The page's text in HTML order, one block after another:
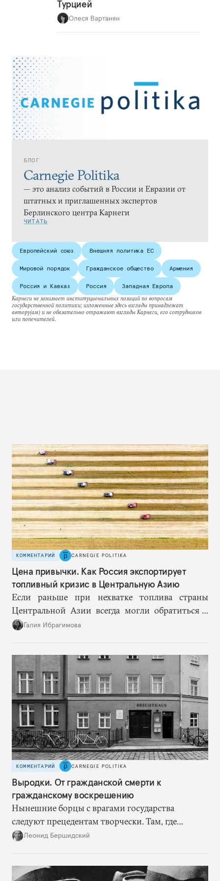
БЛОГ
Carnegie Politika
— это анализ событий в России и Евразии от
штатных и приглашенных экспертов
Берлинского центра Карнеги
ЧИТАТЬ
Турцией
Олеся Вартанян
Европейский союз Внешняя политика ЕС
Мировой порядок Гражданское общество Армения
Россия и Кавказ Россия
Западная Европа
Карнеги не занимает институциональных позиций по вопросам
государственной политики; изложенные здесь взгляды принадлежат
автору(ам) и не обязательно отражают взгляды Карнеги, его сотрудников
или попечителей.
КОММЕНТАРИЙ CARNEGIE POLITIKA
Цена привычки. Как Россия экспортирует
топливный кризис в Центральную Азию
Если раньше при нехватке топлива страны
Центральной Азии всегда могли обратиться к
Москве за дополнительными объемами, то
Галия Ибрагимова
КОММЕНТАРИЙ CARNEGIE POLITIKA
Выродки. От гражданской смерти к
гражданскому воскрешению
Нынешние борцы с врагами государства
следуют прецедентам творчески. Там, где
нацисты торопились в революционном угаре,
сериям ограничений и перекрывая вскрывшиеся
Леонид Бершидский